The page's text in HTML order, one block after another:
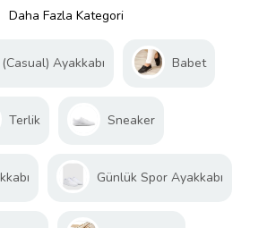
Daha Fazla Kategori
Ayakkabı Babet
Terlik Sneaker
Günlük Spor Ayakkabı